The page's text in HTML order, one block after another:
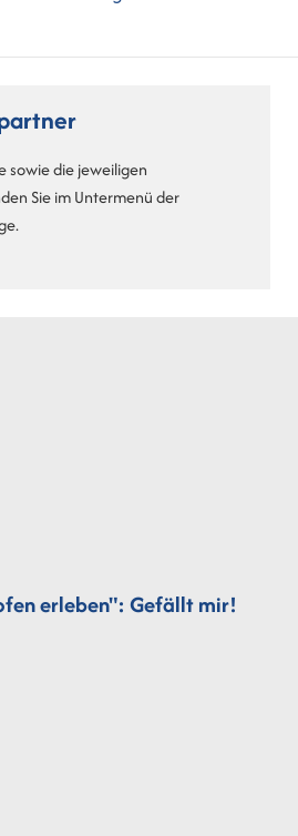
sowie die jeweiligen
Sie im Untermenü der
erleben": Gefällt mir!